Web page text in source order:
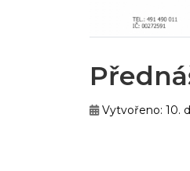
Vytvořeno: 10.